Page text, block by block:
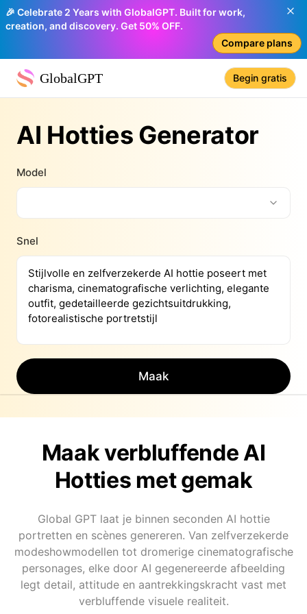
🎉 Celebrate 2 Years with GlobalGPT. Built for work,
creation, and discovery. Get 50% OFF.
Compare plans
GlobalGPT Begin gratis
AI Hotties Generator
Model
Snel
Maak
Maak verbluffende AI
Hotties met gemak
Global GPT laat je binnen seconden AI hottie
portretten en scènes genereren. Van zelfverzekerde
modeshowmodellen tot dromerige cinematografische
personages, elke door AI gegenereerde afbeelding
legt detail, attitude en aantrekkingskracht vast met
verbluffende visuele realiteit.